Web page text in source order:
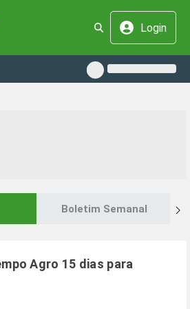
Login
Boletim Semanal
Agro 15 dias para